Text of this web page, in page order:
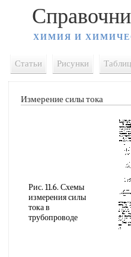
ХИМИЯ И
Статьи Рисунки
Измерение силы тока
Рис. 11.6. Схемы
измерения силы
тока в
трубопроводе